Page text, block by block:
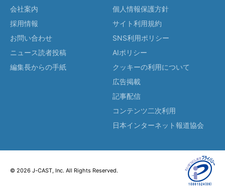
会社案内
採用情報
お問い合わせ
ニュース読者投稿
編集長からの手紙
個人情報保護方針
サイト利用規約
SNS利用ポリシー
AIポリシー
クッキーの利用について
広告掲載
記事配信
コンテンツ二次利用
日本インターネット報道協会
© 2026 J-CAST, Inc. All Rights Reserved.